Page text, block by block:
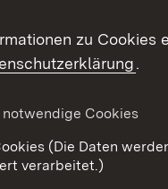
Kontakt
zu Cookies
.
notwendige Cookies
(Die Daten
verarbeitet.)